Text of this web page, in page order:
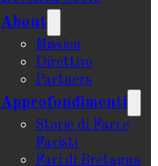
About
Mission
Direttivo
Partners
Approfondimenti
Storie di Fari e
Faristi
Fari di Bretagna